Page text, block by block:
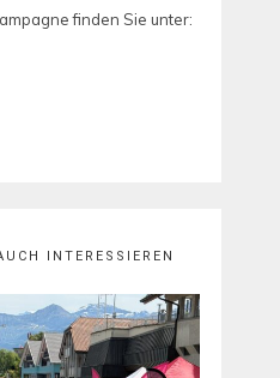
finden Sie unter:
INTERESSIEREN